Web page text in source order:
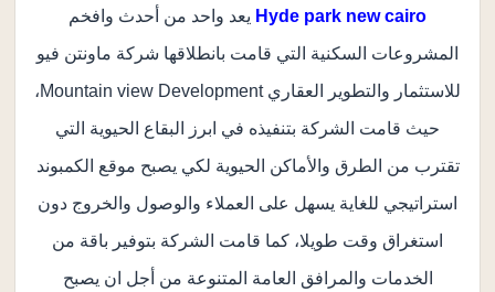
Hyde park new cairo يعد واحد من أحدث وافخم
المشروعات السكنية التي قامت بانطلاقها شركة ماونتن فيو
للاستثمار والتطوير العقاري Mountain view Development،
حيث قامت الشركة بتنفيذه في ابرز البقاع الحيوية التي
تقترب من الطرق والأماكن الحيوية لكي يصبح موقع الكمبوند
استراتيجي للغاية يسهل على العملاء والوصول والخروج دون
استغراق وقت طويلا، كما قامت الشركة بتوفير باقة من
الخدمات والمرافق العامة المتنوعة من أجل ان يصبح